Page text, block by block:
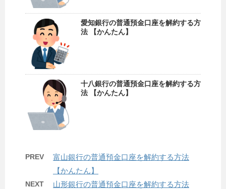
愛知銀行の普通預金口座を解約する方
法 【かんたん】
十八銀行の普通預金口座を解約する方
法 【かんたん】
PREV
富山銀行の普通預金口座を解約する方法
【かんたん】
NEXT
山形銀行の普通預金口座を解約する方法